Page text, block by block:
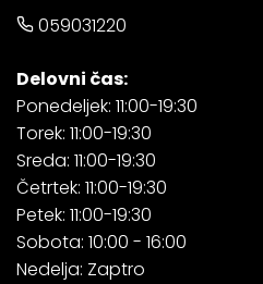
059031220
Delovni čas:
Ponedeljek: 11:00-19:30
Torek: 11:00-19:30
Sreda: 11:00-19:30
Četrtek: 11:00-19:30
Petek: 11:00-19:30
Sobota: 10:00 - 16:00
Nedelja: Zaptro